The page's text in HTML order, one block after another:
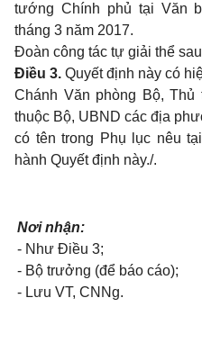
tướng Chính phủ tại Văn
tháng 3 năm 2017.
Đoàn công tác tự giải thể
Điều 3. Quyết định này có
Chánh Văn phòng Bộ,
thuộc Bộ, UBND các địa
có tên trong Phụ lục nêu
hành Quyết định này./.
Nơi nhận:
- Như Điều 3;
- Bộ trưởng (để báo cáo);
- Lưu VT, CNNg.